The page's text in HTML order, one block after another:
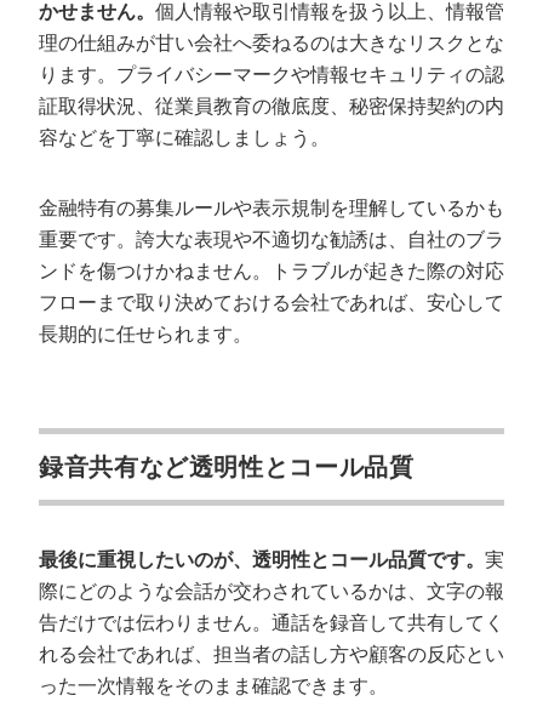
かせません。 個人情報や取引情報を扱う以上、情報管
理の仕組みが甘い会社へ委ねるのは大きなリスクとな
ります。プライバシーマークや情報セキュリティの認
証取得状況、従業員教育の徹底度、秘密保持契約の内
容などを丁寧に確認しましょう。
金融特有の募集ルールや表示規制を理解しているかも
重要です。誇大な表現や不適切な勧誘は、自社のブラ
ンドを傷つけかねません。トラブルが起きた際の対応
フローまで取り決めておける会社であれば、安心して
長期的に任せられます。
録音共有など透明性とコール品質
最後に重視したいのが、透明性とコール品質です。 実
際にどのような会話が交わされているかは、文字の報
告だけでは伝わりません。通話を録音して共有してく
れる会社であれば、担当者の話し方や顧客の反応とい
った一次情報をそのまま確認できます。